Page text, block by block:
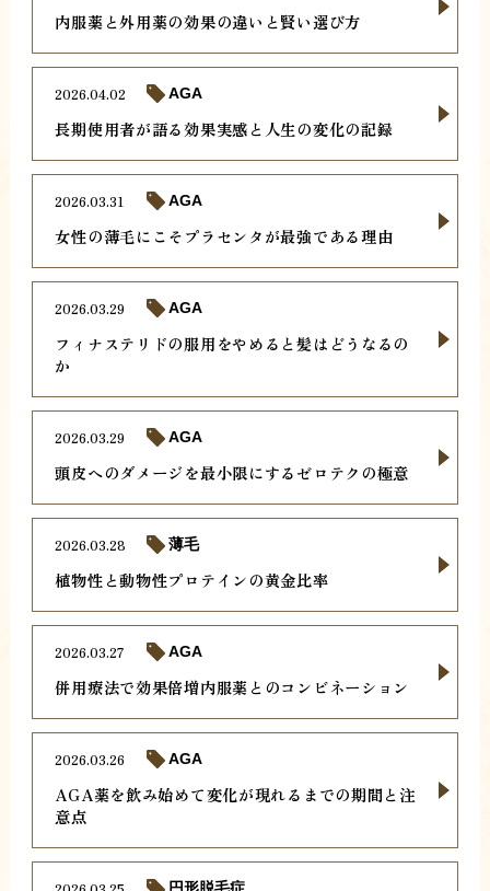
内服薬と外用薬の効果の違いと賢い選び方
長期使用者が語る効果実感と人生の変化の記録
2026.04.02 AGA
女性の薄毛にこそプラセンタが最強である理由
2026.03.31 AGA
フィナステリドの服用をやめると髪はどうなるの
か
2026.03.29 AGA
頭皮へのダメージを最小限にするゼロテクの極意
2026.03.29 AGA
植物性と動物性プロテインの黄金比率
2026.03.28 薄毛
併用療法で効果倍増内服薬とのコンビネーション
2026.03.27 AGA
AGA薬を飲み始めて変化が現れるまでの期間と注
意点
2026.03.26 AGA